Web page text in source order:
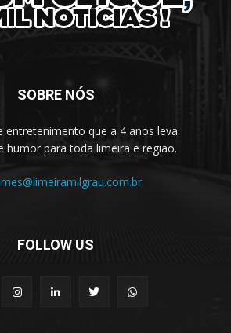
SOBRE NÓS
entretenimento que a 4 anos leva
humor para toda limeira e região.
FOLLOW US